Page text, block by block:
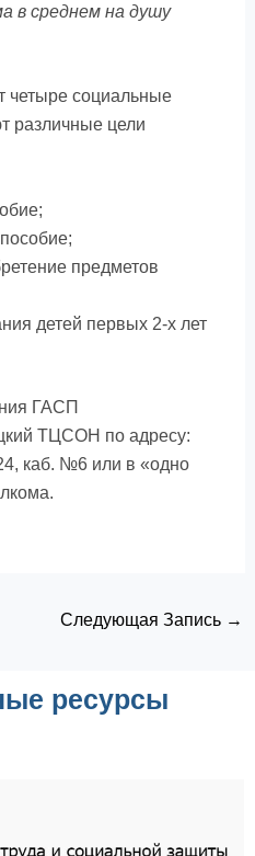
в среднем на душу
четыре социальные
различные цели
предметов
детей первых 2-х лет
ГАСП
ТЦСОН по адресу:
каб. №6 или в «одно
Следующая Запись →
ресурсы